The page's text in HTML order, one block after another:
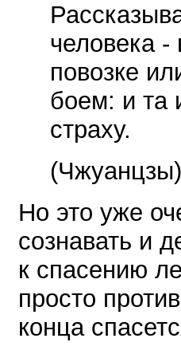
человека -
повозке
боем: и та
страху.
(Чжуанцзы)
Но это уже
сознавать и
к спасению
просто
конца